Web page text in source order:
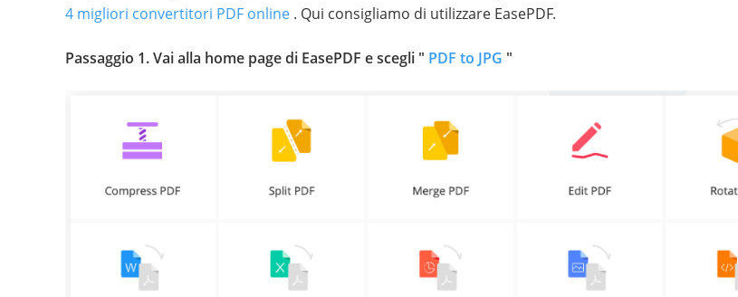
4 migliori convertitori PDF online . Qui consigliamo di utilizzare EasePDF.
Passaggio 1. Vai alla home page di EasePDF e scegli " PDF to JPG "